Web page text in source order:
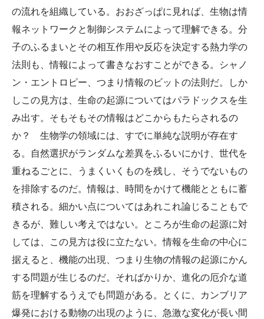
の流れを組織している。おおざっぱに見れば、生物は情
報ネットワークと制御システムによって理解できる。分
子のふるまいとその相互作用や反応を決定する熱力学の
法則も、情報によって書きなおすことができる。シャノ
ン・エントロピー、つまり情報のビットの法則だ。しか
しこの見方は、生命の起源についてはパラドックスを生
み出す。そもそもその情報はどこからもたらされるの
か？ 生物学の領域には、すでに単純な説明が存在す
る。自然選択がランダムな差異をふるいにかけ、世代を
重ねるごとに、うまくいくものを残し、そうでないもの
を排除するのだ。情報は、時間をかけて機能とともに蓄
積される。細かい点についてはあれこれ論じることもで
きるが、難しい考えではない。ところが生命の起源に対
しては、この見方は役に立たない。情報を生命の中心に
据えると、機能の出現、つまり生物の情報の起源にかん
する問題が生じるのだ。そればかりか、進化の厄介な道
筋を理解するうえでも問題がある。とくに、カンブリア
爆発における動物の出現のように、急激な変化が長い間